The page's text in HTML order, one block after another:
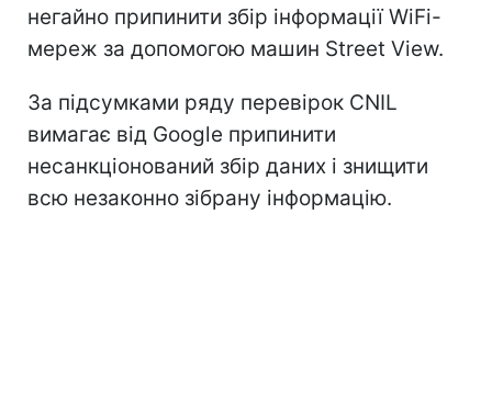
негайно припинити збір інформації WiFi-
мереж за допомогою машин Street View.
За підсумками ряду перевірок CNIL
вимагає від Google припинити
несанкціонований збір даних і знищити
всю незаконно зібрану інформацію.